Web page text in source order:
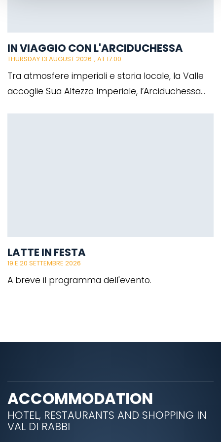
IN VIAGGIO CON L'ARCIDUCHESSA
THURSDAY 13 AUGUST 2026 , AT 17:00
Tra atmosfere imperiali e storia locale, la Valle
accoglie Sua Altezza Imperiale, l’Arciduchessa...
LATTE IN FESTA
19 E 20 SETTEMBRE 2026
A breve il programma dell'evento.
ACCOMMODATION
HOTEL, RESTAURANTS AND SHOPPING IN
VAL DI RABBI